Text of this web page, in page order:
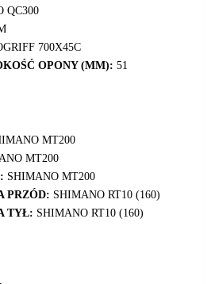
QC300
700X45C
OPONY (MM): 51
MT200
MT200
SHIMANO MT200
PRZÓD: SHIMANO RT10 (160)
TYŁ: SHIMANO RT10 (160)